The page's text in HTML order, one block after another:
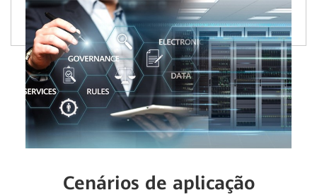
Cenários de aplicação